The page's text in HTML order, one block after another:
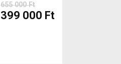
655 000 Ft
399 000 Ft